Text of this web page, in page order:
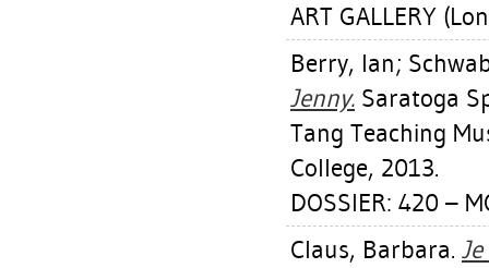
ART GALLERY
Berry, Ian;
Jenny. Saratoga
Tang Teaching
College, 2013.
DOSSIER: 420 –
Claus, Barbara.